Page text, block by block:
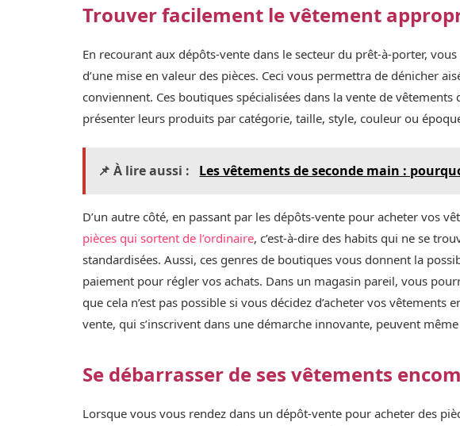
Trouver facilement le vêtement
En recourant aux dépôts-vente dans le secteur du prêt-à-porter,
d’une mise en valeur des pièces. Ceci vous permettra de dénicher
conviennent. Ces boutiques spécialisées dans la vente de vêtements
présenter leurs produits par catégorie, taille, style, couleur ou
📌 À lire aussi : Les vêtements de seconde main :
D’un autre côté, en passant par les dépôts-vente pour acheter vos
pièces qui sortent de l’ordinaire, c’est-à-dire des habits qui ne se
standardisées. Aussi, ces genres de boutiques vous donnent la
paiement pour régler vos achats. Dans un magasin pareil, vous
que cela n’est pas possible si vous décidez d’acheter vos vêtements
vente, qui s’inscrivent dans une démarche innovante, peuvent
Se débarrasser de ses vêtements
Lorsque vous vous rendez dans un dépôt-vente pour acheter des